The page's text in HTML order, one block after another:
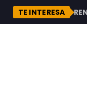
TE INTERESA
DESCUBRE LA